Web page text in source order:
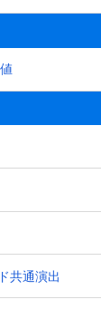
共通演出